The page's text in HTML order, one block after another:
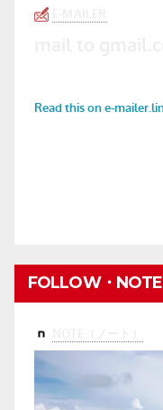
FOLLOW・NOTE